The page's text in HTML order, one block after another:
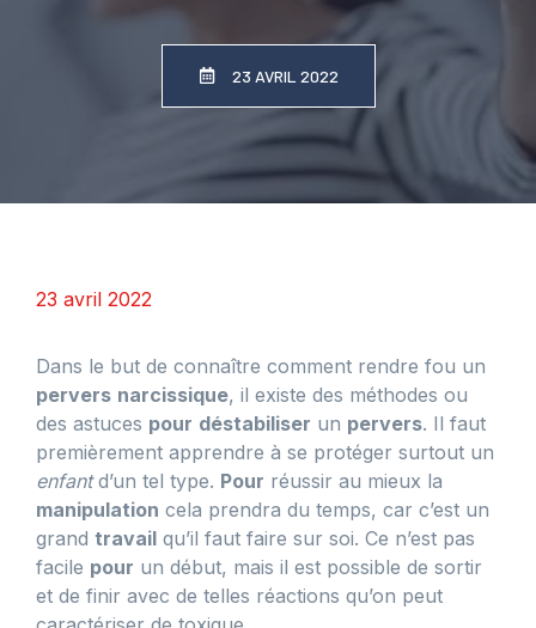
23 AVRIL 2022
23 avril 2022
Dans le but de connaître comment rendre fou un
pervers narcissique, il existe des méthodes ou
des astuces pour déstabiliser un pervers. Il faut
premièrement apprendre à se protéger surtout un
enfant d’un tel type. Pour réussir au mieux la
manipulation cela prendra du temps, car c’est un
grand travail qu’il faut faire sur soi. Ce n’est pas
facile pour un début, mais il est possible de sortir
et de finir avec de telles réactions qu’on peut